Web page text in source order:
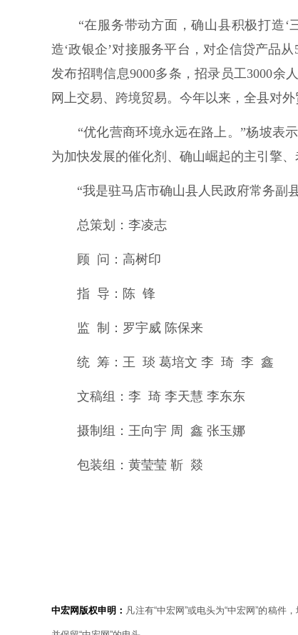
“在服务带动方面，确山县积极打造‘三
造‘政银企’对接服务平台，对企信贷产品
发布招聘信息9000多条，招录员工3000
网上交易、跨境贸易。今年以来，全县对
“优化营商环境永远在路上。”杨坡表示
为加快发展的催化剂、确山崛起的主引擎、
“我是驻马店市确山县人民政府常务副县
总策划：李凌志
顾 问：高树印
指 导：陈 锋
监 制：罗宇威 陈保来
统 筹：王 琰 葛培文 李 琦 李 鑫
文稿组：李 琦 李天慧 李东东
摄制组：王向宇 周 鑫 张玉娜
包装组：黄莹莹 靳 燚
中宏网版权申明： 凡注有“中宏网”或电头为“中宏网”的稿件